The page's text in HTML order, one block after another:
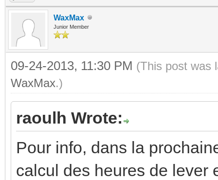
WaxMax
Junior Member
09-24-2013, 11:30 PM (This post was
WaxMax.)
raoulh Wrote:
Pour info, dans la
calcul des heures de lever